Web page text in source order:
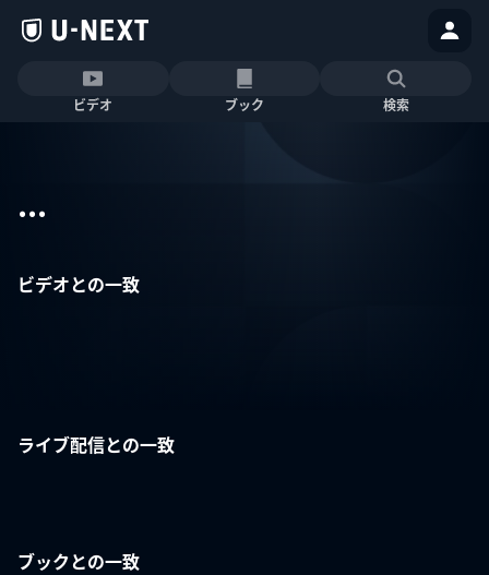
ビデオ ブック 検索
...
ビデオとの一致
ライブ配信との一致
ブックとの一致